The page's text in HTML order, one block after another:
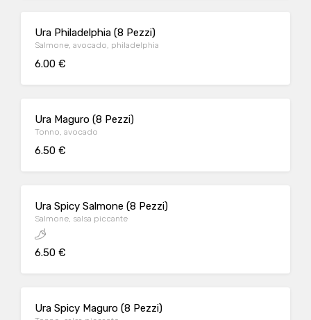
Ura Philadelphia (8 Pezzi)
Salmone, avocado, philadelphia
6.00 €
Ura Maguro (8 Pezzi)
Tonno, avocado
6.50 €
Ura Spicy Salmone (8 Pezzi)
Salmone, salsa piccante
6.50 €
Ura Spicy Maguro (8 Pezzi)